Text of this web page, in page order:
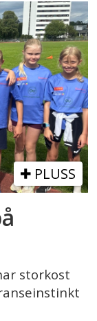
PLUSS
storkost